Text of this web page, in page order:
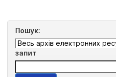
Пошук:
запит